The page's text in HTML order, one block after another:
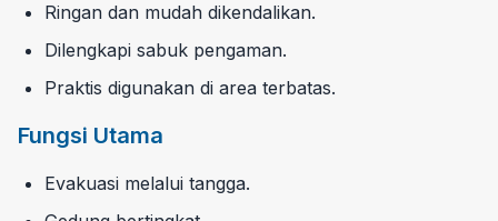
Ringan dan mudah dikendalikan.
Dilengkapi sabuk pengaman.
Praktis digunakan di area terbatas.
Fungsi Utama
Evakuasi melalui tangga.